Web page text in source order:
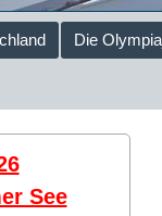
Die
See